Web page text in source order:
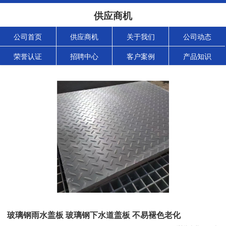
供应商机
公司首页 供应商机 关于我们 公司动态
荣誉认证 招聘中心 客户案例 产品知识
玻璃钢雨水盖板 玻璃钢下水道盖板 不易褪色老化